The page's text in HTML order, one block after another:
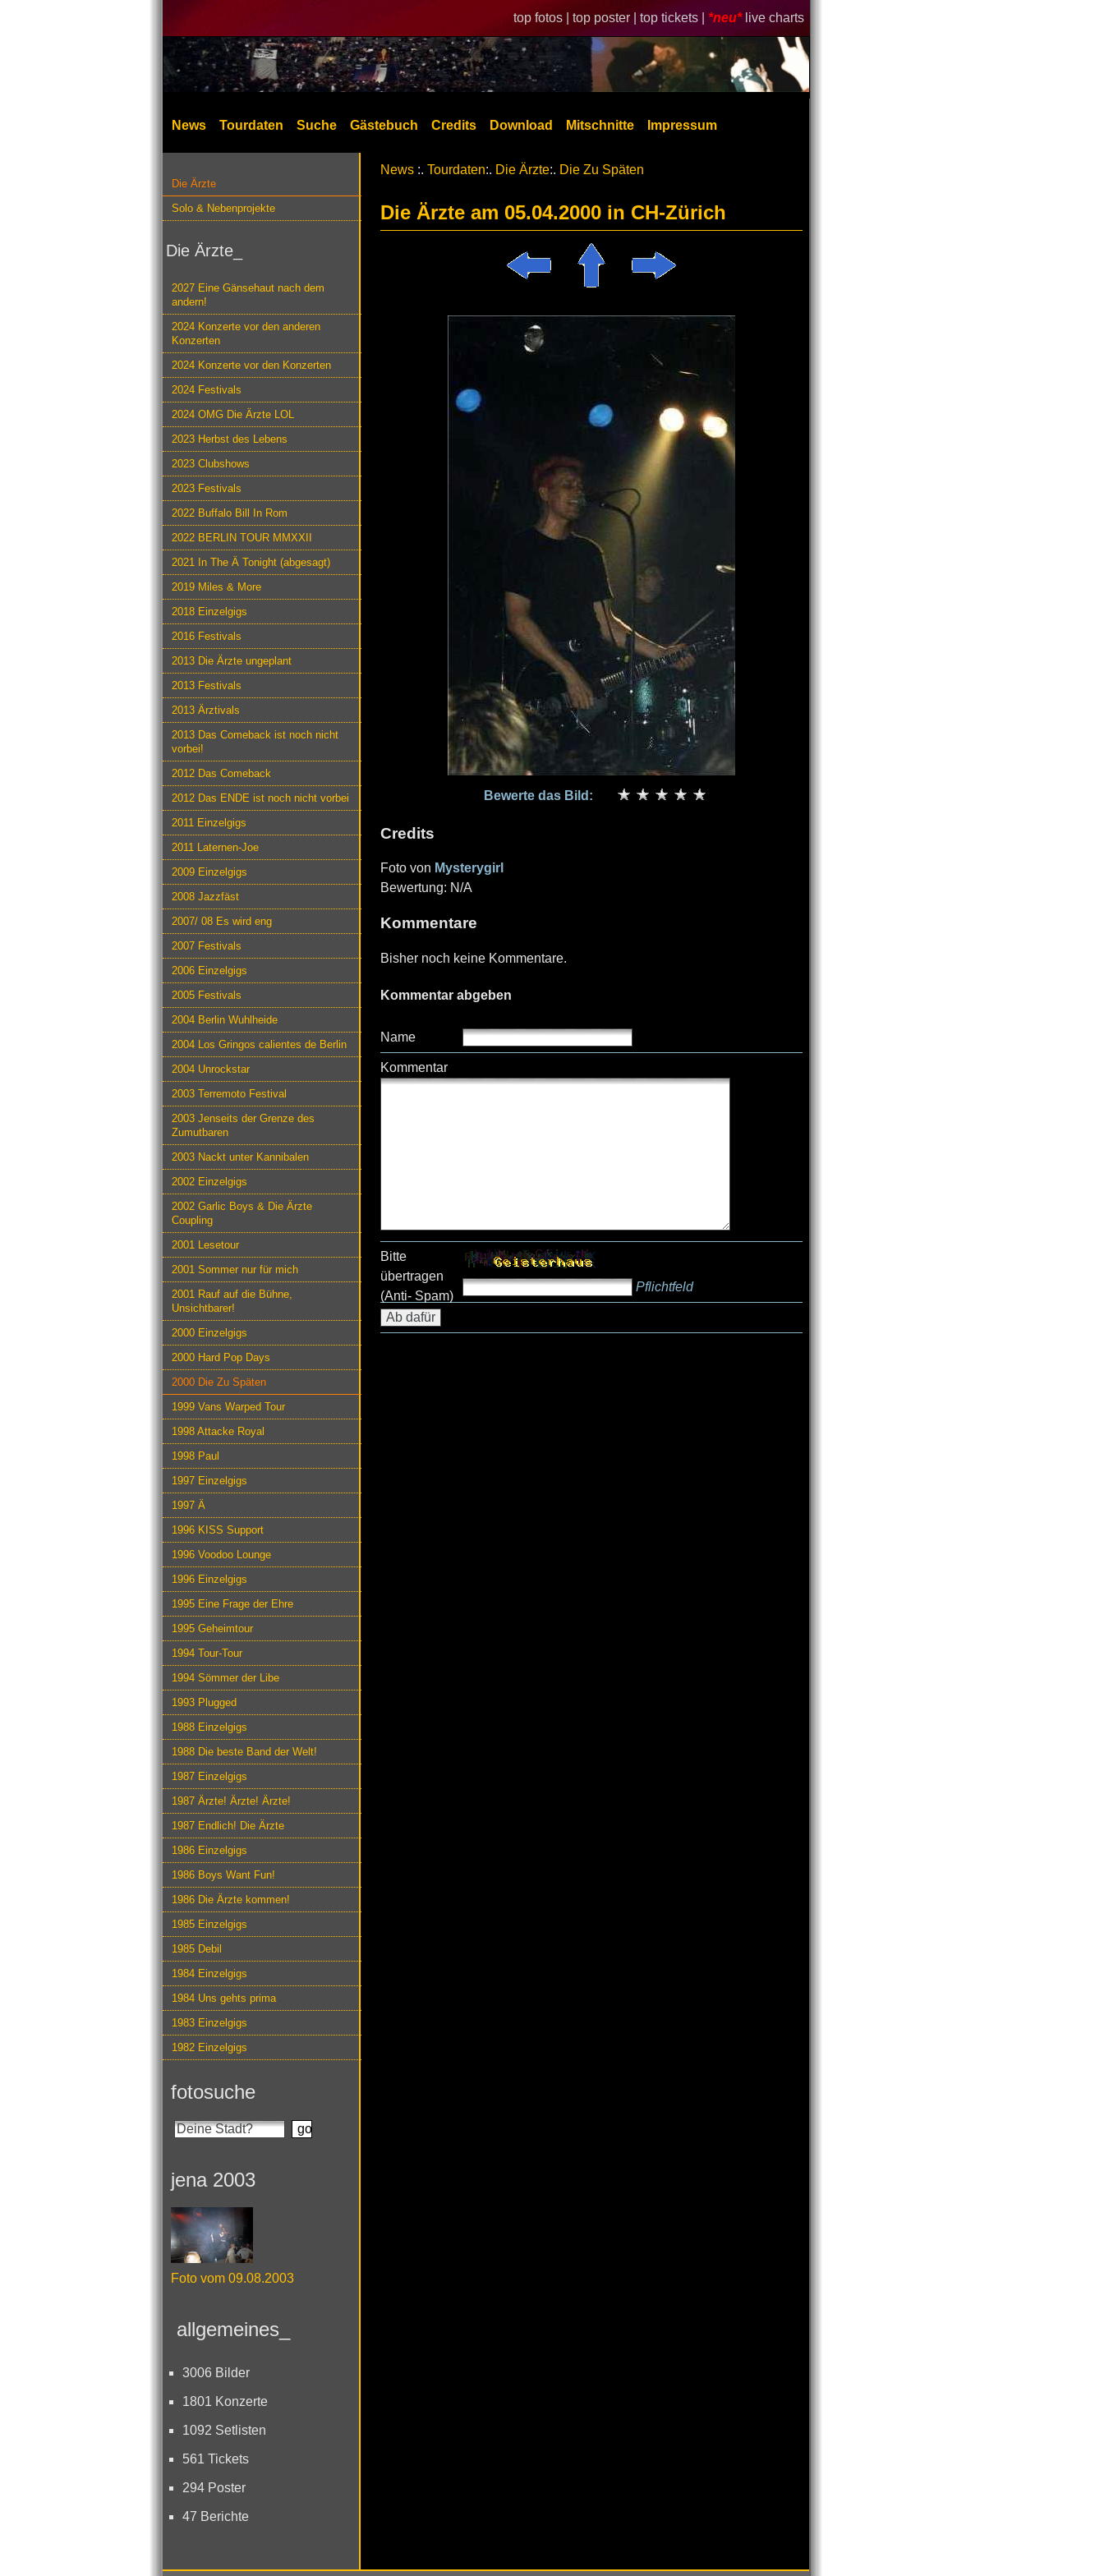
top fotos | top poster | top tickets | *neu* live charts
News Tourdaten Suche Gästebuch Credits Download Mitschnitte Impressum
Die Ärzte
Solo & Nebenprojekte
Die Ärzte_
2027 Eine Gänsehaut nach dem
andern!
2024 Konzerte vor den anderen
Konzerten
2024 Konzerte vor den Konzerten
2024 Festivals
2024 OMG Die Ärzte LOL
2023 Herbst des Lebens
2023 Clubshows
2023 Festivals
2022 Buffalo Bill In Rom
2022 BERLIN TOUR MMXXII
2021 In The Ä Tonight (abgesagt)
2019 Miles & More
2018 Einzelgigs
2016 Festivals
2013 Die Ärzte ungeplant
2013 Festivals
2013 Ärztivals
2013 Das Comeback ist noch nicht
vorbei!
2012 Das Comeback
2012 Das ENDE ist noch nicht vorbei
2011 Einzelgigs
2011 Laternen-Joe
2009 Einzelgigs
2008 Jazzfäst
2007/ 08 Es wird eng
2007 Festivals
2006 Einzelgigs
2005 Festivals
2004 Berlin Wuhlheide
2004 Los Gringos calientes de Berlin
2004 Unrockstar
2003 Terremoto Festival
2003 Jenseits der Grenze des
Zumutbaren
2003 Nackt unter Kannibalen
2002 Einzelgigs
2002 Garlic Boys & Die Ärzte
Coupling
2001 Lesetour
2001 Sommer nur für mich
2001 Rauf auf die Bühne,
Unsichtbarer!
2000 Einzelgigs
2000 Hard Pop Days
2000 Die Zu Späten
1999 Vans Warped Tour
1998 Attacke Royal
1998 Paul
1997 Einzelgigs
1997 Ä
1996 KISS Support
1996 Voodoo Lounge
1996 Einzelgigs
1995 Eine Frage der Ehre
1995 Geheimtour
1994 Tour-Tour
1994 Sömmer der Libe
1993 Plugged
1988 Einzelgigs
1988 Die beste Band der Welt!
1987 Einzelgigs
1987 Ärzte! Ärzte! Ärzte!
1987 Endlich! Die Ärzte
1986 Einzelgigs
1986 Boys Want Fun!
1986 Die Ärzte kommen!
1985 Einzelgigs
1985 Debil
1984 Einzelgigs
1984 Uns gehts prima
1983 Einzelgigs
1982 Einzelgigs
fotosuche
jena 2003
Foto vom 09.08.2003
allgemeines_
3006 Bilder
1801 Konzerte
1092 Setlisten
561 Tickets
294 Poster
47 Berichte
News :. Tourdaten:. Die Ärzte:. Die Zu Späten
Die Ärzte am 05.04.2000 in CH-Zürich
Bewerte das Bild:
Credits
Foto von Mysterygirl
Bewertung: N/A
Kommentare
Bisher noch keine Kommentare.
Kommentar abgeben
Name
Kommentar
Bitte
übertragen
(Anti- Spam)
Pflichtfeld